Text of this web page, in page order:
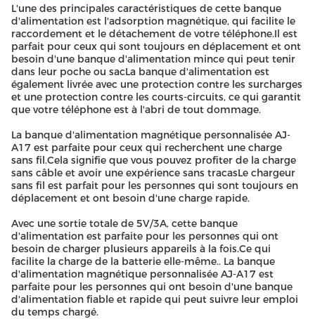
L'une des principales caractéristiques de cette banque
d'alimentation est l'adsorption magnétique, qui facilite le
raccordement et le détachement de votre téléphone.Il est
parfait pour ceux qui sont toujours en déplacement et ont
besoin d'une banque d'alimentation mince qui peut tenir
dans leur poche ou sacLa banque d'alimentation est
également livrée avec une protection contre les surcharges
et une protection contre les courts-circuits, ce qui garantit
que votre téléphone est à l'abri de tout dommage.
La banque d'alimentation magnétique personnalisée AJ-
A17 est parfaite pour ceux qui recherchent une charge
sans fil.Cela signifie que vous pouvez profiter de la charge
sans câble et avoir une expérience sans tracasLe chargeur
sans fil est parfait pour les personnes qui sont toujours en
déplacement et ont besoin d'une charge rapide.
Avec une sortie totale de 5V/3A, cette banque
d'alimentation est parfaite pour les personnes qui ont
besoin de charger plusieurs appareils à la fois.Ce qui
facilite la charge de la batterie elle-même.. La banque
d'alimentation magnétique personnalisée AJ-A17 est
parfaite pour les personnes qui ont besoin d'une banque
d'alimentation fiable et rapide qui peut suivre leur emploi
du temps chargé.